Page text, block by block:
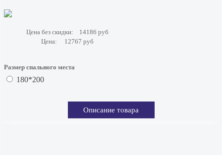
Цена без скидки:
14186 руб
Цена:
12767 руб
Размер спального места
180*200
Описание товара